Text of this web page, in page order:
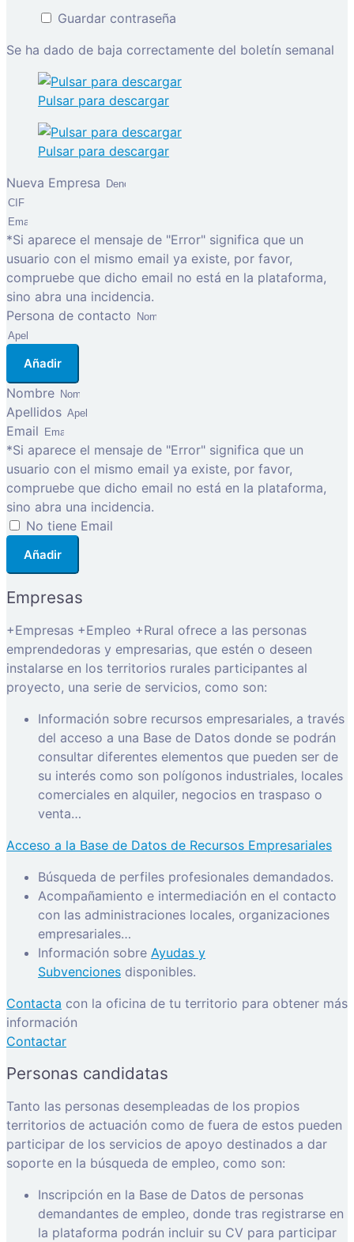
Guardar contraseña
Se ha dado de baja correctamente del boletín semanal
Pulsar para descargar
Pulsar para descargar
Nueva Empresa
*Si aparece el mensaje de "Error" significa que un
usuario con el mismo email ya existe, por favor,
compruebe que dicho email no está en la plataforma,
sino abra una incidencia.
Persona de contacto
Añadir
Nombre
Apellidos
Email
*Si aparece el mensaje de "Error" significa que un
usuario con el mismo email ya existe, por favor,
compruebe que dicho email no está en la plataforma,
sino abra una incidencia.
No tiene Email
Añadir
Empresas
+Empresas +Empleo +Rural ofrece a las personas
emprendedoras y empresarias, que estén o deseen
instalarse en los territorios rurales participantes al
proyecto, una serie de servicios, como son:
Información sobre recursos empresariales, a través
del acceso a una Base de Datos donde se podrán
consultar diferentes elementos que pueden ser de
su interés como son polígonos industriales, locales
comerciales en alquiler, negocios en traspaso o
venta…
Acceso a la Base de Datos de Recursos Empresariales
Búsqueda de perfiles profesionales demandados.
Acompañamiento e intermediación en el contacto
con las administraciones locales, organizaciones
empresariales…
Información sobre Ayudas y
Subvenciones disponibles.
Contacta con la oficina de tu territorio para obtener más
información
Contactar
Personas candidatas
Tanto las personas desempleadas de los propios
territorios de actuación como de fuera de estos pueden
participar de los servicios de apoyo destinados a dar
soporte en la búsqueda de empleo, como son:
Inscripción en la Base de Datos de personas
demandantes de empleo, donde tras registrarse en
la plataforma podrán incluir su CV para participar